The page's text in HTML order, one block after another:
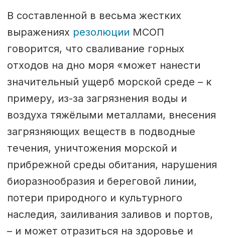
В составленной в весьма жестких
выражениях резолюции МСОП
говорится, что сваливание горных
отходов на дно моря «может нанести
значительный ущерб морской среде – к
примеру, из-за загрязнения воды и
воздуха тяжёлыми металлами, внесения
загрязняющих веществ в подводные
течения, уничтожения морской и
прибрежной среды обитания, нарушения
биоразнообразия и береговой линии,
потери природного и культурного
наследия, заиливания заливов и портов,
– и может отразиться на здоровье и